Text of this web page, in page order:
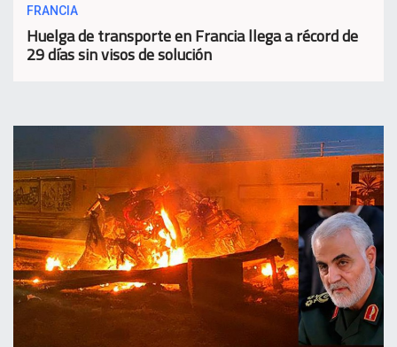
FRANCIA
Huelga de transporte en Francia llega a récord de
29 días sin visos de solución